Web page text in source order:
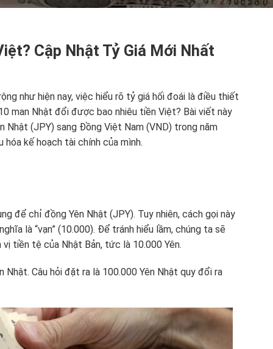
Cập Nhật Tỷ Giá Mới Nhất
như hiện nay, việc hiểu rõ tỷ giá hối đoái là điều thiết
man Nhật đổi được bao nhiêu tiền Việt? Bài viết này
(JPY) sang Đồng Việt Nam (VND) trong năm
kế hoạch tài chính của mình.
để chỉ đồng Yên Nhật (JPY). Tuy nhiên, cách gọi này
là “vạn” (10.000). Để tránh hiểu lầm, chúng ta sẽ
tiền tệ của Nhật Bản, tức là 10.000 Yên.
Câu hỏi đặt ra là 100.000 Yên Nhật quy đổi ra